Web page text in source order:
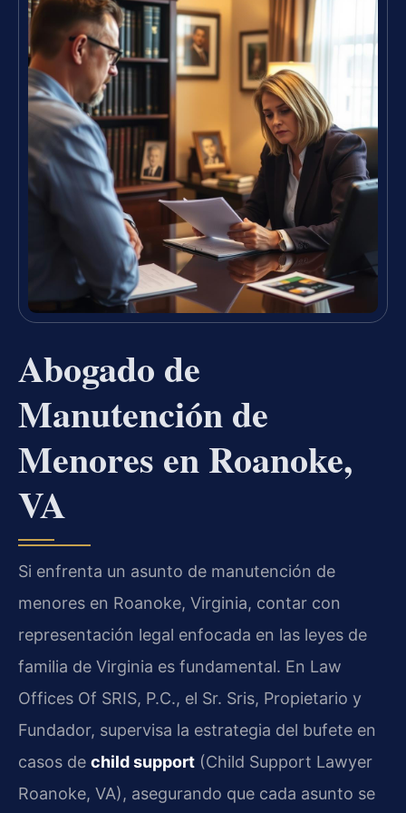
Abogado de
Manutención de
Menores en Roanoke,
VA
Si enfrenta un asunto de manutención de
menores en Roanoke, Virginia, contar con
representación legal enfocada en las leyes de
familia de Virginia es fundamental. En Law
Offices Of SRIS, P.C., el Sr. Sris, Propietario y
Fundador, supervisa la estrategia del bufete en
casos de child support (Child Support Lawyer
Roanoke, VA), asegurando que cada asunto se